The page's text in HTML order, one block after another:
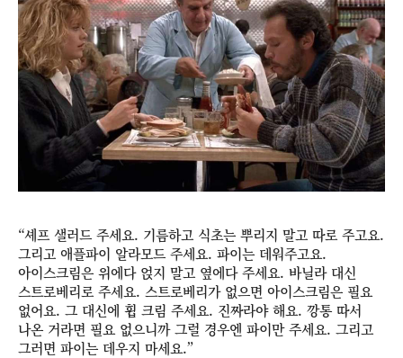
“셰프 샐러드 주세요. 기름하고 식초는 뿌리지 말고 따로 주고요.
그리고 애플파이 알라모드 주세요. 파이는 데워주고요.
아이스크림은 위에다 얹지 말고 옆에다 주세요. 바닐라 대신
스트로베리로 주세요. 스트로베리가 없으면 아이스크림은 필요
없어요. 그 대신에 휩 크림 주세요. 진짜라야 해요. 깡통 따서
나온 거라면 필요 없으니까 그럴 경우엔 파이만 주세요. 그리고
그러면 파이는 데우지 마세요.”